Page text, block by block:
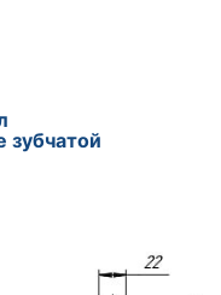
вал